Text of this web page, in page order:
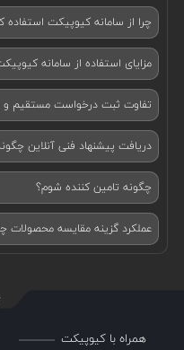
چرا از سامانه کیوپیکت استفاده
مزایای استفاده از سامانه
تفاوت ثبت درخواست مستقیم
دریافت پیشنهاد فنی آنلاین
چگونه تامین کننده شوم؟
عملکرد گزینه مقایسه محصولات
همراه با کیوپیکت